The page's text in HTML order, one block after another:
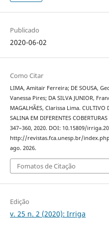
Publicado
2020-06-02
Como Citar
LIMA, Amitair Ferreira; DE SOUSA,
Vanessa Pires; DA SILVA JUNIOR,
MAGALHÃES, Clarissa Lima.
SALINA EM DIFERENTES
347–360, 2020. DOI: 10.15809/
http://revistas.fca.unesp.br/
ago. 2026.
Fomatos de Citação
Edição
v. 25 n. 2 (2020): Irriga